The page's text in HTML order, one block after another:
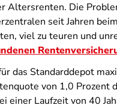
Altersrenten. Die
seit Jahren
viel zu teuren und
das Standarddepot
von 1,0 Prozent
einer Laufzeit von 40